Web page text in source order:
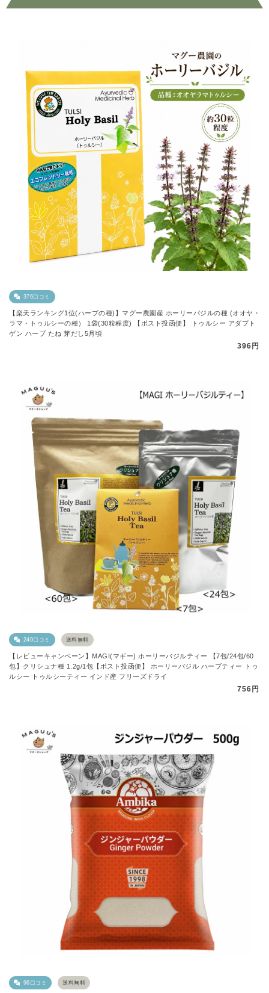
376口コミ
【楽天ランキング1位(ハーブの種)】マグー農園産 ホーリーバジルの種 (オオヤ・
ラマ・トゥルシーの種） 1袋(30粒程度) 【ポスト投函便】 トゥルシー アダプト
ゲン ハーブ たね 芽だし5月頃
396円
240口コミ 送料無料
【レビューキャンペーン】MAGI(マギー) ホーリーバジルティー 【7包/24包/60
包】クリシュナ種 1.2g/1包【ポスト投函便】 ホーリーバジル ハーブティー トゥ
ルシー トゥルシーティー インド産 フリーズドライ
756円
96口コミ 送料無料